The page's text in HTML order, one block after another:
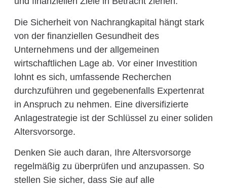
Die Sicherheit von Nachrangkapital hängt stark
von der finanziellen Gesundheit des
Unternehmens und der allgemeinen
wirtschaftlichen Lage ab. Vor einer Investition
lohnt es sich, umfassende Recherchen
durchzuführen und gegebenenfalls Expertenrat
in Anspruch zu nehmen. Eine diversifizierte
Anlagestrategie ist der Schlüssel zu einer soliden
Altersvorsorge.
Denken Sie auch daran, Ihre Altersvorsorge
regelmäßig zu überprüfen und anzupassen. So
stellen Sie sicher, dass Sie auf alle